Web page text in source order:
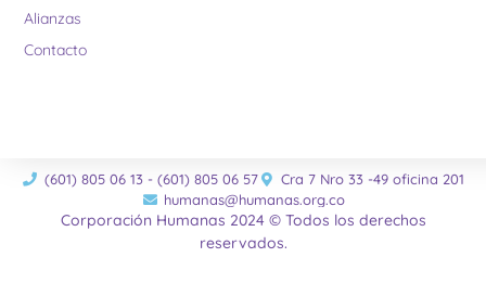
Alianzas
Contacto
(601) 805 06 13 - (601) 805 06 57
Cra 7 Nro 33 -49 oficina 201
humanas@humanas.org.co
Corporación Humanas 2024 © Todos los derechos
reservados.